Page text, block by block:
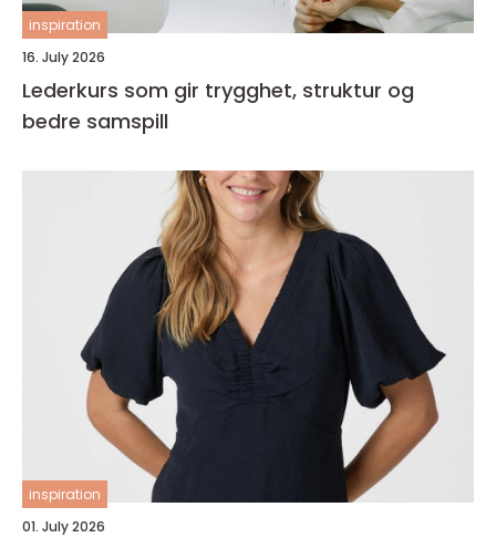
inspiration
16. July 2026
Lederkurs som gir trygghet, struktur og
bedre samspill
inspiration
01. July 2026